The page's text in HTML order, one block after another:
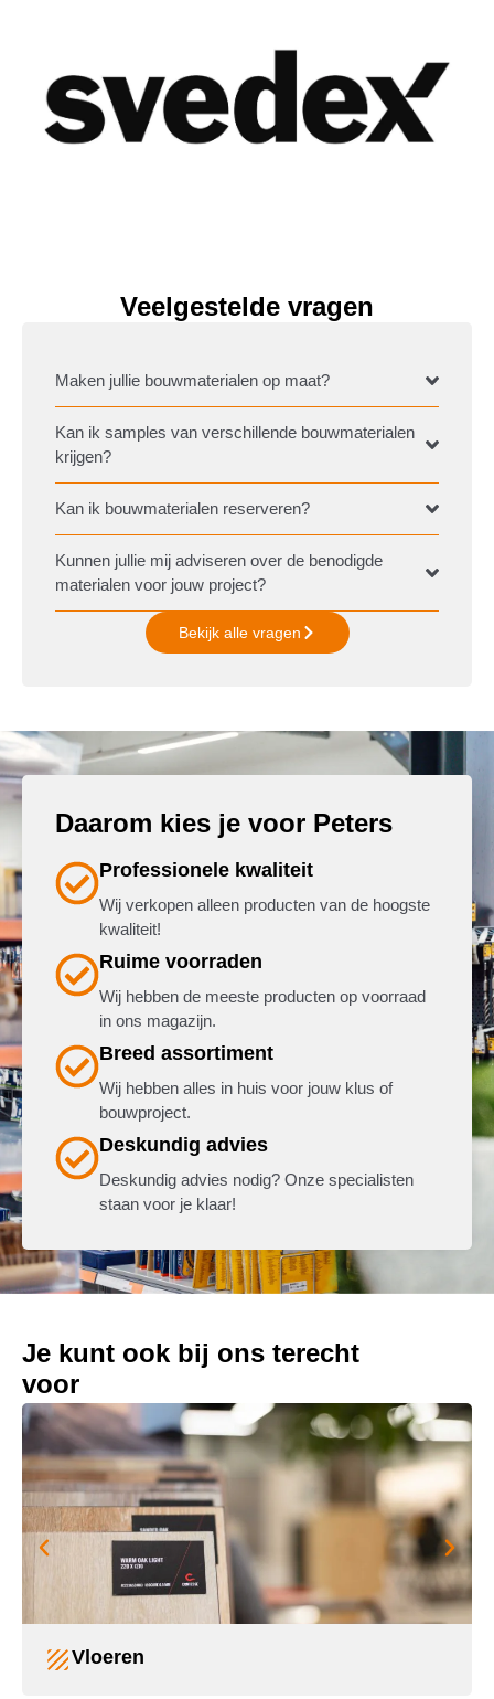
Veelgestelde vragen
Maken jullie bouwmaterialen op maat?
Kan ik samples van verschillende bouwmaterialen
krijgen?
Kan ik bouwmaterialen reserveren?
Kunnen jullie mij adviseren over de benodigde
materialen voor jouw project?
Bekijk alle vragen
Daarom kies je voor Peters
Professionele kwaliteit
Wij verkopen alleen producten van de hoogste
kwaliteit!
Ruime voorraden
Wij hebben de meeste producten op voorraad
in ons magazijn.
Breed assortiment
Wij hebben alles in huis voor jouw klus of
bouwproject.
Deskundig advies
Deskundig advies nodig? Onze specialisten
staan voor je klaar!
Je kunt ook bij ons terecht
voor
Vloeren